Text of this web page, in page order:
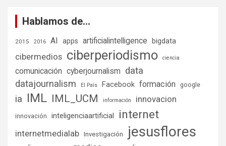
Hablamos de…
2015 2016 AI apps artificialintelligence bigdata
cibermedios ciberperiodismo ciencia
comunicación cyberjournalism data
datajournalism El País Facebook formación google
ia IML IML_UCM información innovacion
innovación inteligenciaartificial internet
internetmedialab Investigación jesusflores